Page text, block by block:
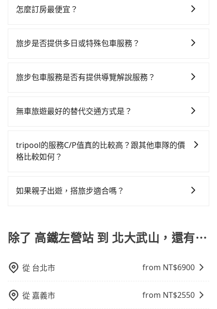
$115~205承租小轎車，每公里再額外加收$3.2，從高鐵
回），雖已將eTag和可能的每小時40元路邊停車費用預
Yaris、Prius C、Vios這類乘坐體驗較差的車款，如果人
發現仍有上一組乘客遺留的垃圾或者撞凹的車門仍未被
還，又或者要還車時卻偏偏找不到停車位，對於急著用
車或者要載其他乘客的人來說就有不小的風險。最後，
距離，在遇到下雨天或者載行李時，就顯得非常不便。
灣大車隊、Uber、Line Taxi、Yoxi等，如果在路邊攔不
格約為1,235~1,500元間。但如果要考慮到回程，屏東縣
高鐵左營站到北大武山的跳表小黃可能較為便宜，但當
怎麼訂房最便宜？
OTA (online travel agent) 來完成，除了可以快速依據
會員或者使用特定的信用卡，還可以累積點數做現金回
Expedia.com、Trip.com等。正常來說，線上刷卡付款
或規模較小的飯店，有可能再多平台同時上架而發生超
賣的現象，便有可能到了現場卻沒房可住的窘境，所以
煩，有些時候直接打電話問的價格可能比民宿訂房網來
旅步是否提供多日或特殊包車服務？
專人回覆您。
旅步包車服務是否有提供導覽解說服務？
需要導覽服務，可事先透過電子郵件
無車旅遊最好的替代交通方式是？
看您旅遊的目的地而定。您可以善用大眾運輸，例如：
公車、捷運、客運等，或者考慮租車。如果您想要更便
tripool的服務C/P值真的比較高？跟其他車隊的價
格比較如何？
市場上稍具規模且合法經營的業者，有以短程與城市為
單程接送與跨縣市計時包車，不論從哪邊去哪裡（當然
也包括高鐵左營站去北大武山），全台保證出車。由於
務，是絕大多數乘客出行的最佳選擇。
如果親子出遊，搭旅步適合嗎？
出遊時安全更有保障。
除了 高鐵左營站 到 北大武山，還有⋯
從 台北市 from NT$6900
從 嘉義市 from NT$2550